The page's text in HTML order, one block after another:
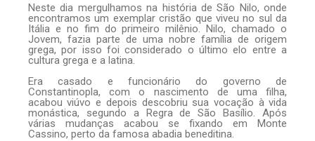
Neste dia mergulhamos na história de São Nilo, onde
encontramos um exemplar cristão que viveu no sul da
Itália e no fim do primeiro milênio. Nilo, chamado o
Jovem, fazia parte de uma nobre família de origem
grega, por isso foi considerado o último elo entre a
cultura grega e a latina.
Era casado e funcionário do governo de
Constantinopla, com o nascimento de uma filha,
acabou viúvo e depois descobriu sua vocação à vida
monástica, segundo a Regra de São Basílio. Após
várias mudanças acabou se fixando em Monte
Cassino, perto da famosa abadia beneditina.